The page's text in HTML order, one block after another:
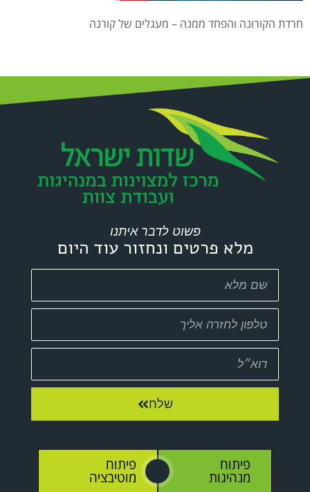
חרדת הקורונה והפחד ממנה – מעגלים של קורנה
פשוט לדבר איתנו
מלא פרטים ונחזור עוד היום
שלח
פיתוח
מנהיגות
פיתוח
מוטיבציה